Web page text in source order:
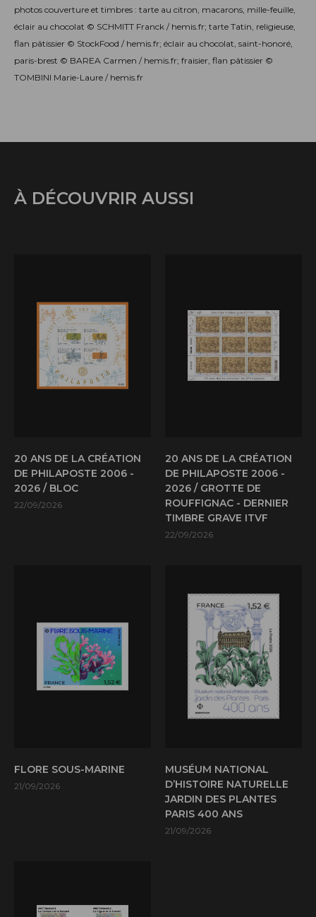
photos couverture et timbres : tarte au citron, macarons, mille-feuille,
éclair au chocolat © SCHMITT Franck / hemis.fr; tarte Tatin, religieuse,
flan pâtissier © StockFood / hemis.fr; éclair au chocolat, saint-honoré,
paris-brest © BAREA Carmen / hemis.fr; fraisier, flan pâtissier ©
TOMBINI Marie-Laure / hemis.fr
À DÉCOUVRIR AUSSI
20 ANS DE LA CRÉATION
DE PHILAPOSTE 2006 -
2026 / BLOC
22/09/2026
20 ANS DE LA CRÉATION
DE PHILAPOSTE 2006 -
2026 / GROTTE DE
ROUFFIGNAC - DERNIER
TIMBRE GRAVE ITVF
22/09/2026
FLORE SOUS-MARINE
21/09/2026
MUSÉUM NATIONAL
D’HISTOIRE NATURELLE
JARDIN DES PLANTES
PARIS 400 ANS
21/09/2026